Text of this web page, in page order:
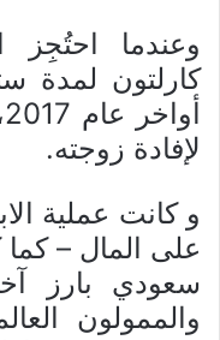
وعندما احتُجِز
كارلتون لمدة
لإفادة زوجته.
و كانت عملية
سعودي بارز
والممولون